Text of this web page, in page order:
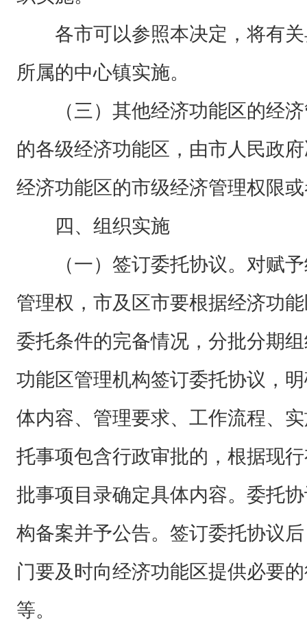
各市可以参照本决定，将有关
所属的中心镇实施。
（三）其他经济功能区的经济
的各级经济功能区，由市人民政
经济功能区的市级经济管理权限
四、组织实施
（一）签订委托协议。对赋予
管理权，市及区市要根据经济功
委托条件的完备情况，分批分期
功能区管理机构签订委托协议，
体内容、管理要求、工作流程、
托事项包含行政审批的，根据现
批事项目录确定具体内容。委托
构备案并予公告。签订委托协议
门要及时向经济功能区提供必要
等。